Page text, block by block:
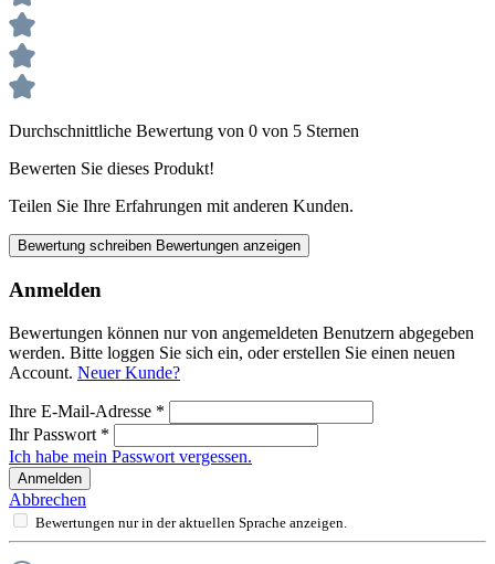
Durchschnittliche Bewertung von 0 von 5 Sternen
Bewerten Sie dieses Produkt!
Teilen Sie Ihre Erfahrungen mit anderen Kunden.
Bewertung schreiben Bewertungen anzeigen
Anmelden
Bewertungen können nur von angemeldeten Benutzern abgegeben
werden. Bitte loggen Sie sich ein, oder erstellen Sie einen neuen
Account. Neuer Kunde?
Ihre E-Mail-Adresse *
Ihr Passwort *
Ich habe mein Passwort vergessen.
Anmelden
Abbrechen
Bewertungen nur in der aktuellen Sprache anzeigen.